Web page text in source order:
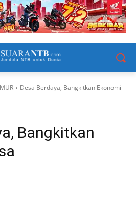
Desa Berdaya, Bangkitkan Ekonomi
Bangkitkan